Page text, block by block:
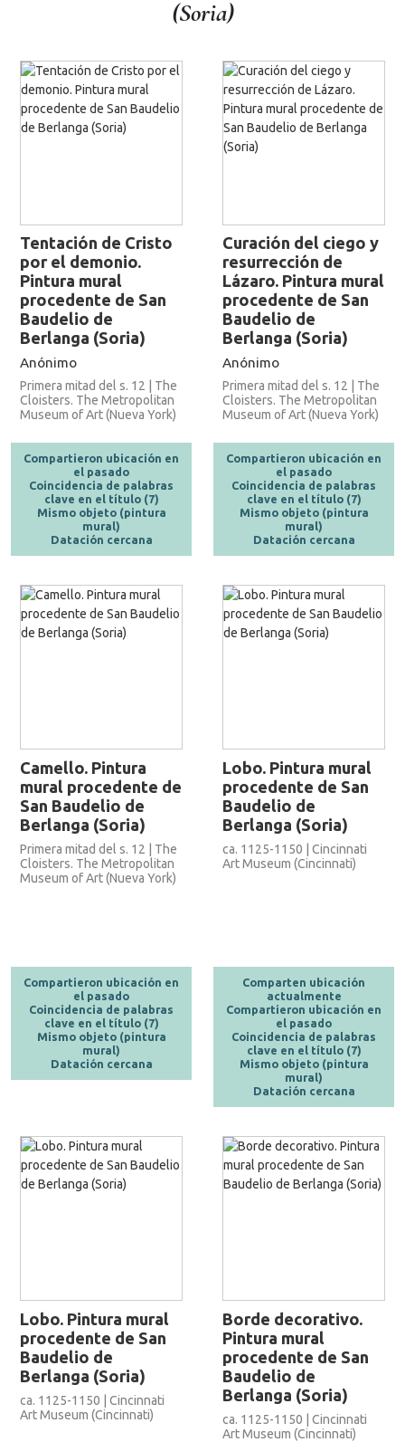
(Soria)
Tentación de Cristo
por el demonio.
Pintura mural
procedente de San
Baudelio de
Berlanga (Soria)
Anónimo
Primera mitad del s. 12 | The
Cloisters. The Metropolitan
Museum of Art (Nueva York)
Compartieron ubicación en
el pasado
Coincidencia de palabras
clave en el título (7)
Mismo objeto (pintura
mural)
Datación cercana
Curación del ciego y
resurrección de
Lázaro. Pintura mural
procedente de San
Baudelio de
Berlanga (Soria)
Anónimo
Primera mitad del s. 12 | The
Cloisters. The Metropolitan
Museum of Art (Nueva York)
Compartieron ubicación en
el pasado
Coincidencia de palabras
clave en el título (7)
Mismo objeto (pintura
mural)
Datación cercana
Camello. Pintura
mural procedente de
San Baudelio de
Berlanga (Soria)
Primera mitad del s. 12 | The
Cloisters. The Metropolitan
Museum of Art (Nueva York)
Compartieron ubicación en
el pasado
Coincidencia de palabras
clave en el título (7)
Mismo objeto (pintura
mural)
Datación cercana
Lobo. Pintura mural
procedente de San
Baudelio de
Berlanga (Soria)
ca. 1125-1150 | Cincinnati
Art Museum (Cincinnati)
Comparten ubicación
actualmente
Compartieron ubicación en
el pasado
Coincidencia de palabras
clave en el título (7)
Mismo objeto (pintura
mural)
Datación cercana
Lobo. Pintura mural
procedente de San
Baudelio de
Berlanga (Soria)
ca. 1125-1150 | Cincinnati
Art Museum (Cincinnati)
Borde decorativo.
Pintura mural
procedente de San
Baudelio de
Berlanga (Soria)
ca. 1125-1150 | Cincinnati
Art Museum (Cincinnati)